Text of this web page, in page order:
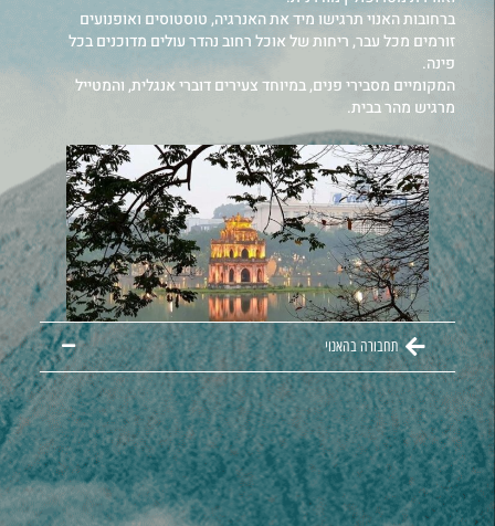
ברחובות האנוי תרגישו מיד את האנרגיה, טוסטוסים ואופנועים
זורמים מכל עבר, ריחות של אוכל רחוב נהדר עולים מדוכנים בכל
פינה.
המקומיים מסבירי פנים, במיוחד צעירים דוברי אנגלית, והמטייל
מרגיש מהר בבית.
תחבורה בהאנוי